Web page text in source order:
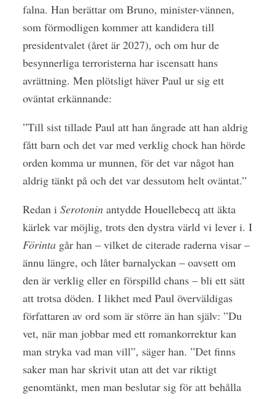
falna. Han berättar om Bruno, minister-vännen,
som förmodligen kommer att kandidera till
presidentvalet (året är 2027), och om hur de
besynnerliga terroristerna har iscensatt hans
avrättning. Men plötsligt häver Paul ur sig ett
oväntat erkännande:
”Till sist tillade Paul att han ångrade att han aldrig
fått barn och det var med verklig chock han hörde
orden komma ur munnen, för det var något han
aldrig tänkt på och det var dessutom helt oväntat.”
Redan i Serotoninantydde Houellebecq att äkta
kärlek var möjlig, trots den dystra värld vi lever i. I
Förintagår han – vilket de citerade raderna visar –
ännu längre, och låter barnalyckan – oavsett om
den är verklig eller en förspilld chans – bli ett sätt
att trotsa döden. I likhet med Paul överväldigas
författaren av ord som är större än han själv: ”Du
vet, när man jobbar med ett romankorrektur kan
man stryka vad man vill”, säger han. ”Det finns
saker man har skrivit utan att det var riktigt
genomtänkt, men man beslutar sig för att behålla